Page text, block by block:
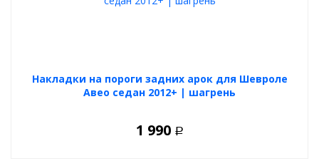
Накладки на пороги задних арок для Шевроле
Авео седан 2012+ | шагрень
1 990 Р